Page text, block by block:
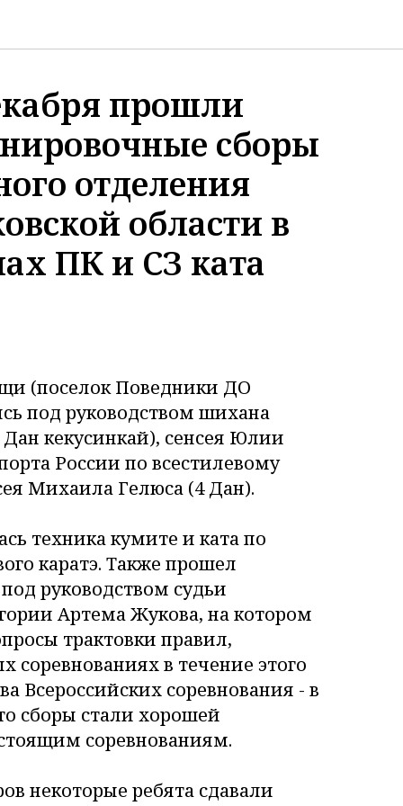
прошли
сборы
отделения
области в
ПК и СЗ ката
(поселок Поведники ДО
под руководством шихана
Дан кекусинкай), сенсея Юлии
России по всестилевому
Михаила Гелюса (4 Дан).
техника кумите и ката по
каратэ. Также прошел
руководством судьи
Артема Жукова, на котором
трактовки правил,
соревнованиях в течение этого
Всероссийских соревнования - в
сборы стали хорошей
соревнованиям.
некоторые ребята сдавали